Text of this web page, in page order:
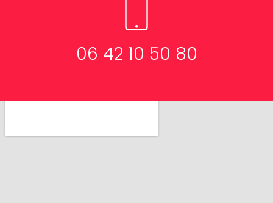
06 42 10 50 80